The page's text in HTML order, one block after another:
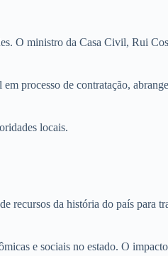
O ministro da Casa Civil, Rui
processo de contratação,
locais.
da história do país para
e sociais no estado. O